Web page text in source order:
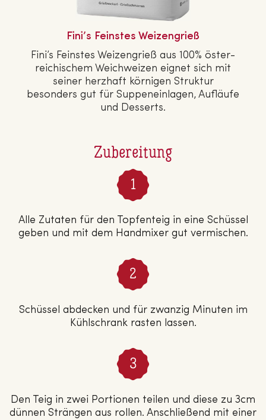
Zubereitung
Alle Zutaten für den Topfenteig in eine Schüssel
geben und mit dem Handmixer gut vermischen.
Schüssel abdecken und für zwanzig Minuten im
Kühlschrank rasten lassen.
Den Teig in zwei Portionen teilen und diese zu 3cm
dünnen Strängen aus rollen. Anschließend mit einer
Fini’s Feinstes Wei­zen­grieß
Fini’s Feinstes Wei­zen­grieß aus 100% ös­ter­
rei­chi­schem Weich­wei­zen eignet sich mit
seiner herzhaft körnigen Struktur
besonders gut für Sup­pen­ein­la­gen, Aufläufe
und Desserts.